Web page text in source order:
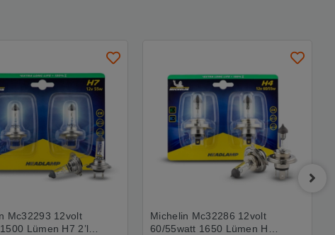
Mc32293 12volt
Lümen H7 2’li
Michelin Mc32286 12volt
60/55watt 1650 Lümen H4